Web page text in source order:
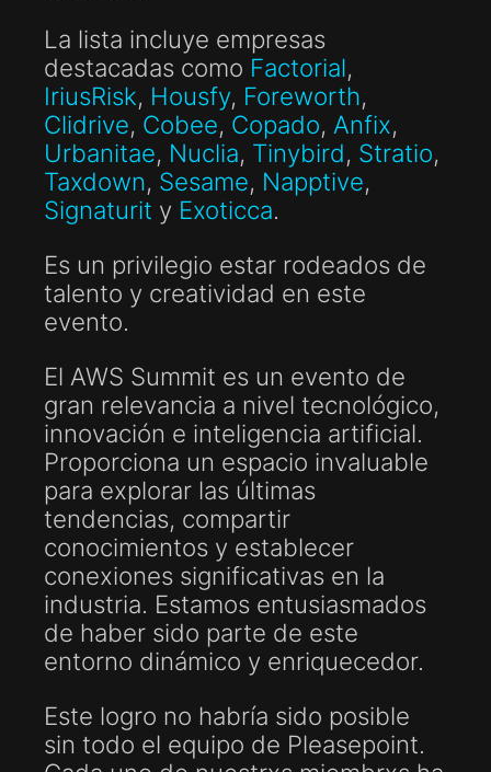
La lista incluye empresas
destacadas como Factorial,
IriusRisk, Housfy, Foreworth,
Clidrive, Cobee, Copado, Anfix,
Urbanitae, Nuclia, Tinybird, Stratio,
Taxdown, Sesame, Napptive,
Signaturit y Exoticca.
Es un privilegio estar rodeados de
talento y creatividad en este
evento.
El AWS Summit es un evento de
gran relevancia a nivel tecnológico,
innovación e inteligencia artificial.
Proporciona un espacio invaluable
para explorar las últimas
tendencias, compartir
conocimientos y establecer
conexiones significativas en la
industria. Estamos entusiasmados
de haber sido parte de este
entorno dinámico y enriquecedor.
Este logro no habría sido posible
sin todo el equipo de Pleasepoint.